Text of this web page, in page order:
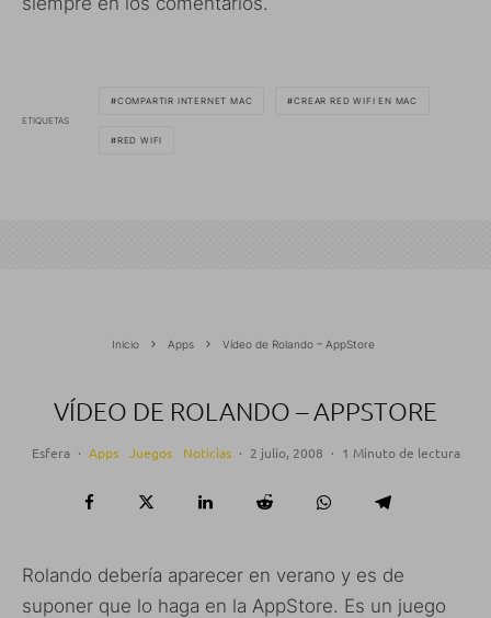
ETIQUETAS
COMPARTIR INTERNET MAC CREAR RED WIFI EN MAC
RED WIFI
Inicio Apps Vídeo de Rolando – AppStore
VÍDEO DE ROLANDO – APPSTORE
Esfera · Apps Juegos Noticias · 2 julio, 2008 · 1 Minuto de lectura
Rolando debería aparecer en verano y es de
suponer que lo haga en la AppStore. Es un juego